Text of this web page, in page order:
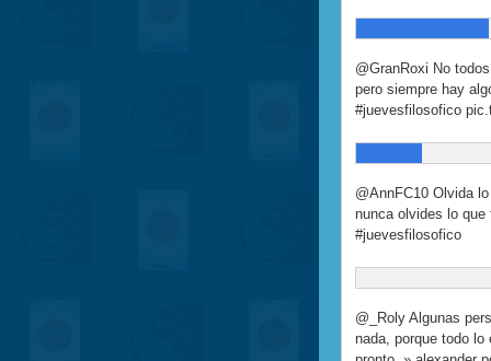
@GranRoxi No
pero siempre hay
#juevesfilosofico
@AnnFC10 Olvida
nunca olvides lo que
#juevesfilosofico
@_Roly Algunas
nada, porque todo lo